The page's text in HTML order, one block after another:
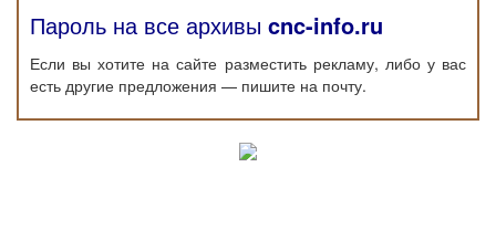
Пароль на все архивы cnc-info.ru
Если вы хотите на сайте разместить рекламу, либо у вас
есть другие предложения — пишите на почту.